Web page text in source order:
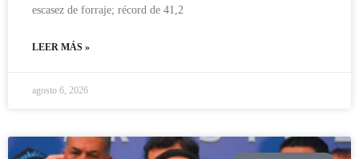
escasez de forraje; récord de 41,2
LEER MÁS »
agosto 6, 2026